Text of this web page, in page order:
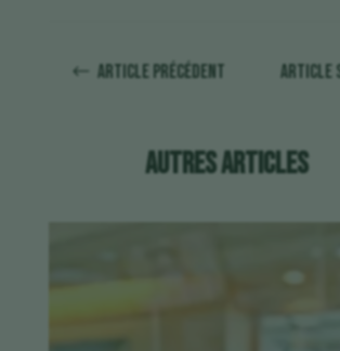
# Article précédent Article
Autres articles